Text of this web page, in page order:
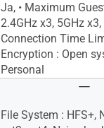
Ja, • Maximum
2.4GHz x3, 5GHz
Connection Time
Encryption : Open
Personal
File System : HFS+,